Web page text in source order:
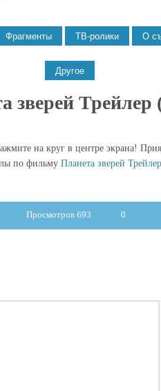
зверей Трейлер
на круг в центре экрана!
по фильму Планета зверей
Просмотров 693 0